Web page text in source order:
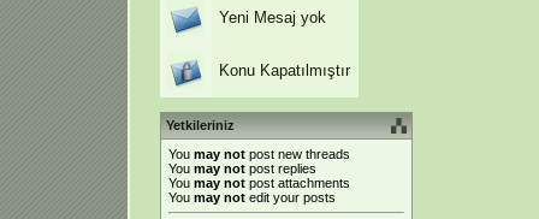
Yeni Mesaj yok
Konu Kapatılmıştır
Yetkileriniz
You may not post new threads
You may not post replies
You may not post attachments
You may not edit your posts